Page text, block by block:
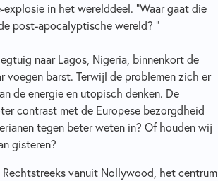
in het werelddeel. "Waar gaat die
post-apocalyptische wereld? "
naar Lagos, Nigeria, binnenkort de
barst. Terwijl de problemen zich er
de energie en utopisch denken. De
contrast met de Europese bezorgdheid
tegen beter weten in? Of houden wij
gisteren?
vanuit Nollywood, het centrum